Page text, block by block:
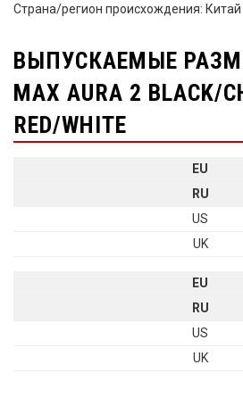
Страна/регион происхождения: Китай
ВЫПУСКАЕМЫЕ
MAX AURA 2 BLACK/
RED/WHITE
EU
RU
US
UK
EU
RU
US
UK